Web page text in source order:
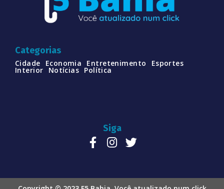
Categorias
Cidade Economia Entretenimento Esportes
Interior Notícias Política
Siga